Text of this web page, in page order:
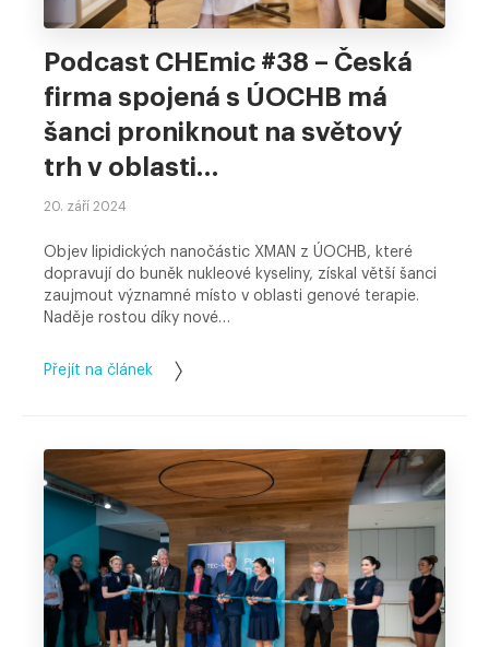
Podcast CHEmic #38 – Česká
firma spojená s ÚOCHB má
šanci proniknout na světový
trh v oblasti…
20. září 2024
Objev lipidických nanočástic XMAN z ÚOCHB, které
dopravují do buněk nukleové kyseliny, získal větší šanci
zaujmout významné místo v oblasti genové terapie.
Naděje rostou díky nové…
Přejít na článek